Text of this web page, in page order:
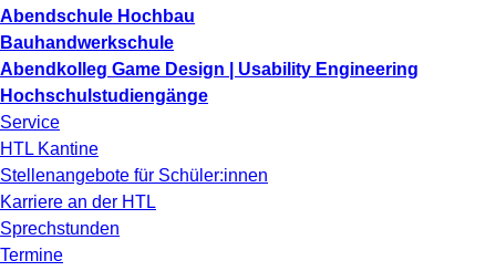
Abendschule Hochbau
Bauhandwerkschule
Abendkolleg Game Design | Usability Engineering
Hochschulstudiengänge
Service
HTL Kantine
Stellenangebote für Schüler:innen
Karriere an der HTL
Sprechstunden
Termine